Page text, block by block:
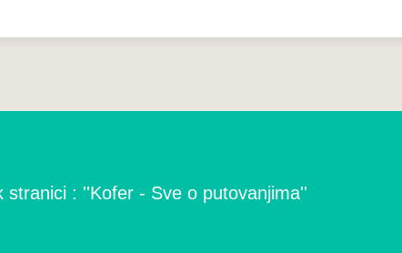
: ''Kofer - Sve o putovanjima''